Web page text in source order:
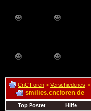
CnC Foren > Verschiedenes >
smilies.cncforen.de
Top Poster Hilfe